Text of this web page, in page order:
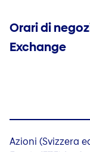
Orari di
Exchange
Azioni (Svizzera